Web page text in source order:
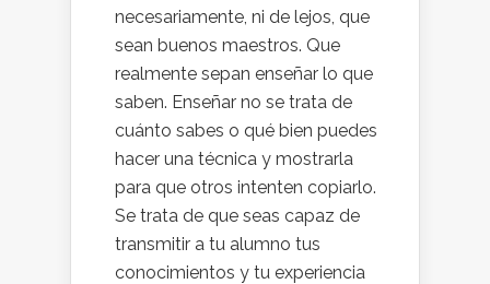
necesariamente, ni de lejos, que
sean buenos maestros. Que
realmente sepan enseñar lo que
saben. Enseñar no se trata de
cuánto sabes o qué bien puedes
hacer una técnica y mostrarla
para que otros intenten copiarlo.
Se trata de que seas capaz de
transmitir a tu alumno tus
conocimientos y tu experiencia